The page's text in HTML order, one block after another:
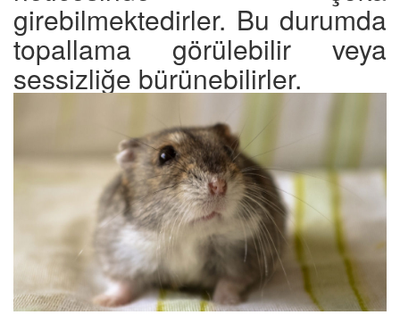
girebilmektedirler. Bu durumda
topallama görülebilir veya
sessizliğe bürünebilirler.